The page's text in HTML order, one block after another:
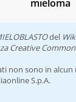
mieloma
del
Creative
non sono in alcun
S.p.A.